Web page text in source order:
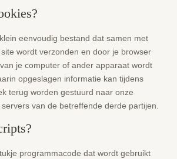
eenvoudig bestand dat samen met
site wordt verzonden en door je browser
je computer of ander apparaat wordt
opgeslagen informatie kan tijdens
terug worden gestuurd naar onze
van de betreffende derde partijen.
programmacode dat wordt gebruikt